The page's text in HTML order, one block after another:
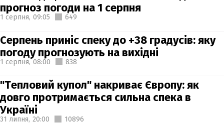
прогноз погоди на 1 серпня
1 серпня, 09:05 649
Серпень приніс спеку до +38 градусів: яку
погоду прогнозують на вихідні
1 серпня, 08:00 838
"Тепловий купол" накриває Європу: як
довго протримається сильна спека в
Україні
31 липня, 20:00 10896